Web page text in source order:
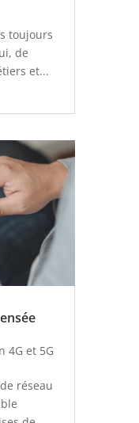
toujours
de
et...
4G et 5G
réseau